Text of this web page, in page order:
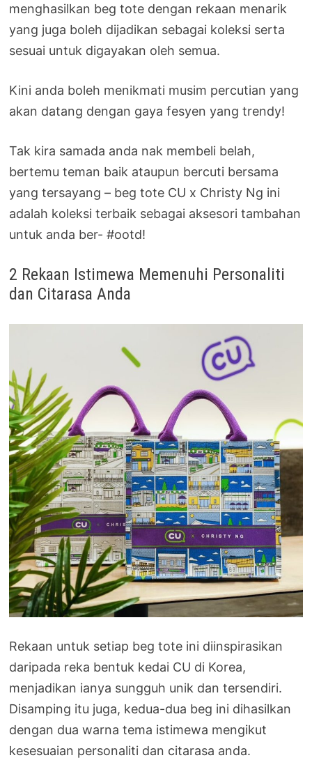
menghasilkan beg tote dengan rekaan menarik
yang juga boleh dijadikan sebagai koleksi serta
sesuai untuk digayakan oleh semua.
Kini anda boleh menikmati musim percutian yang
akan datang dengan gaya fesyen yang trendy!
Tak kira samada anda nak membeli belah,
bertemu teman baik ataupun bercuti bersama
yang tersayang – beg tote CU x Christy Ng ini
adalah koleksi terbaik sebagai aksesori tambahan
untuk anda ber- #ootd!
2 Rekaan Istimewa Memenuhi Personaliti
dan Citarasa Anda
Rekaan untuk setiap beg tote ini diinspirasikan
daripada reka bentuk kedai CU di Korea,
menjadikan ianya sungguh unik dan tersendiri.
Disamping itu juga, kedua-dua beg ini dihasilkan
dengan dua warna tema istimewa mengikut
kesesuaian personaliti dan citarasa anda.